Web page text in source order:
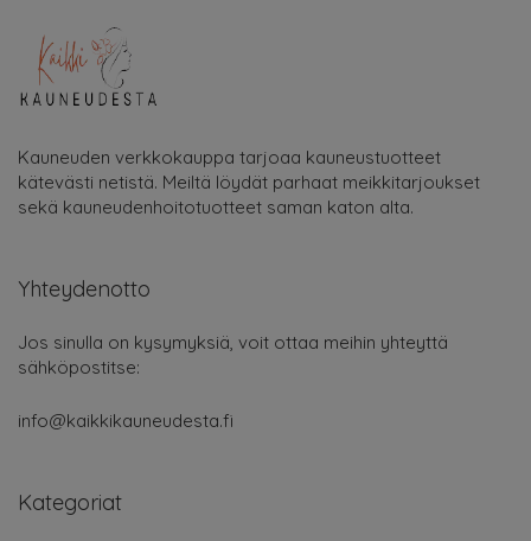
Kauneuden verkkokauppa tarjoaa kauneustuotteet
kätevästi netistä. Meiltä löydät parhaat meikkitarjoukset
sekä kauneudenhoitotuotteet saman katon alta.
Yhteydenotto
Jos sinulla on kysymyksiä, voit ottaa meihin yhteyttä
sähköpostitse:
info@kaikkikauneudesta.fi
Kategoriat